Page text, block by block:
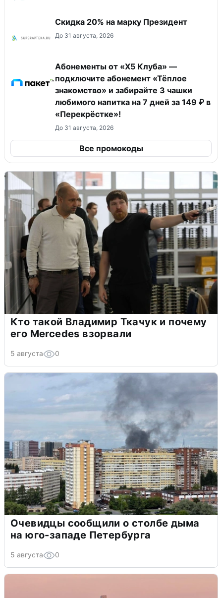
Скидка 20% на марку Президент
До 31 августа, 2026
Абонементы от «Х5 Клуба» —
подключите абонемент «Тёплое
знакомство» и забирайте 3 чашки
любимого напитка на 7 дней за 149 ₽ в
«Перекрёстке»!
До 31 августа, 2026
Все промокоды
Кто такой Владимир Ткачук и почему
его Mercedes взорвали
5 августа 0
Очевидцы сообщили о столбе дыма
на юго-западе Петербурга
5 августа 0